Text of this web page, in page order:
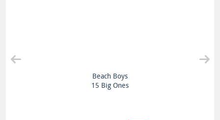
Beach Boys
15 Big Ones